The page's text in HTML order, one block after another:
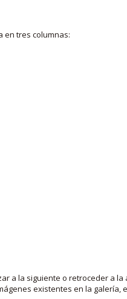
en tres columnas:
a la siguiente o retroceder a
existentes en la